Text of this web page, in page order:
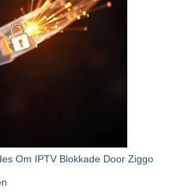
Om IPTV Blokkade Door Ziggo